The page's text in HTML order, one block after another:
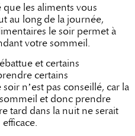
les aliments vous
au long de la journée,
le soir permet à
votre sommeil.
et certains
certains
n’est pas conseillé, car la
et donc prendre
tard dans la nuit ne serait